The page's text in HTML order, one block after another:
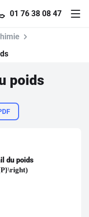
01 76 38 08 47
offerts.
poids
du poids